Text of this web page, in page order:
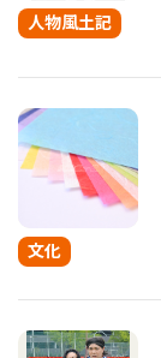
人物風土記
文化